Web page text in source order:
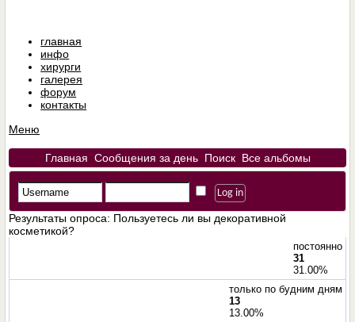
главная
инфо
хирурги
галерея
форум
контакты
Меню
Главная Сообщения за день Поиск Все альбомы
Результаты опроса: Пользуетесь ли вы декоративной
косметикой?
постоянно
31
31.00%
только по будним дням
13
13.00%